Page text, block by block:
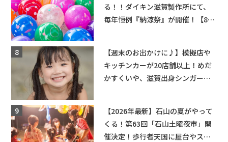
る！！ダイキン滋賀製作所にて、
毎年恒例『納涼祭』が開催！【8月
【週末のお出かけに♪】模擬店や
キッチンカーが20店舗以上！めだ
かすくいや、滋賀出身シンガーソ
【2026年最新】石山の夏がやって
くる！第63回「石山土曜夜市」開
催決定！歩行者天国に屋台やステ